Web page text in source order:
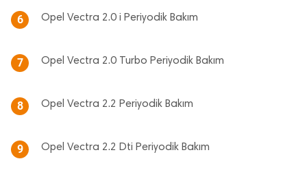
6 Opel Vectra 2.0 i Periyodik Bakım
7 Opel Vectra 2.0 Turbo Periyodik Bakım
8 Opel Vectra 2.2 Periyodik Bakım
9 Opel Vectra 2.2 Dti Periyodik Bakım